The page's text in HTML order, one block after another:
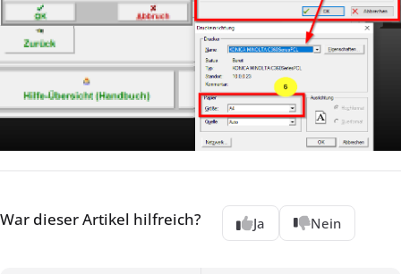
War dieser Artikel hilfreich? Ja Nein